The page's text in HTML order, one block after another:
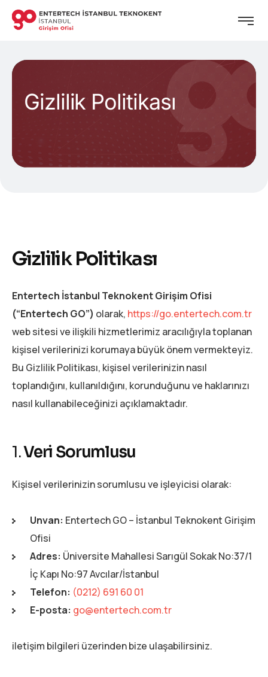
Gizlilik Politikası
Gizlilik Politikası
Entertech İstanbul Teknokent Girişim Ofisi
(“Entertech GO”) olarak, https://go.entertech.com.tr
web sitesi ve ilişkili hizmetlerimiz aracılığıyla toplanan
kişisel verilerinizi korumaya büyük önem vermekteyiz.
Bu Gizlilik Politikası, kişisel verilerinizin nasıl
toplandığını, kullanıldığını, korunduğunu ve haklarınızı
nasıl kullanabileceğinizi açıklamaktadır.
1.Veri Sorumlusu
Kişisel verilerinizin sorumlusu ve işleyicisi olarak:
Unvan: Entertech GO – İstanbul Teknokent Girişim
Ofisi
Adres: Üniversite Mahallesi Sarıgül Sokak No:37/1
İç Kapı No:97 Avcılar/İstanbul
Telefon: (0212) 691 60 01
E-posta: go@entertech.com.tr
iletişim bilgileri üzerinden bize ulaşabilirsiniz.